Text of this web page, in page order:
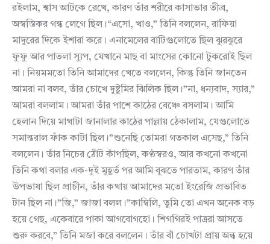
রইলাম, শ্বাস আটকে রেখে, কারণ তাঁর শরীরে কাসাভার তীব্র,
অস্বস্তিকর গন্ধ লেগে ছিল।“এসো, খাও,” তিনি বললেন, রাফিয়া
মাদুরের দিকে ইশারা করে। এনামেলের বাটিগুলোতে ছিল ঝুরঝুরে
ফুফু আর পাতলা স্যুপ, যেখানে মাছ বা মাংসের কোনো টুকরোই ছিল
না। নিয়মমতো তিনি আমাদের খেতে বললেন, কিন্তু তিনি জানতেন
আমরা না বলব, তাঁর চোখে দুষ্টুমির ঝিলিক ছিল।”না, ধন্যবাদ, স্যার,”
আমরা বললাম। আমরা তাঁর পাশে কাঠের বেঞ্চে বসলাম। আমি
হেলান দিয়ে মাথাটা জানালার কাঠের পাল্লায় ঠেকালাম, যেগুলোতে
সমান্তরাল ফাঁক কাটা ছিল।”শুনেছি তোমরা গতকাল এসেছ,” তিনি
বললেন। তাঁর নিচের ঠোঁট কাঁপছিল, কণ্ঠস্বরও, আর কখনো কখনো
তিনি কথা বলার এক-দুই মুহূর্ত পর আমি বুঝতে পারতাম, কারণ তাঁর
উপভাষা ছিল প্রাচীন, তাঁর কথায় আমাদের মতো ইংরেজি প্রভাবিত
টান ছিল না।”জি,” জাজা বলল।”কাম্বিলি, তুমি তো এখন অনেক বড়
হয়ে গেছ, একেবারে পাকা আগবোগহো। শিগগিরই পাত্ররা আসতে
শুরু করবে,” তিনি মজা করে বললেন। তাঁর বাঁ চোখটা প্রায় অন্ধ হয়ে